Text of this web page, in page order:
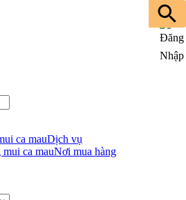
Dịch vụ
Nơi mua hàng